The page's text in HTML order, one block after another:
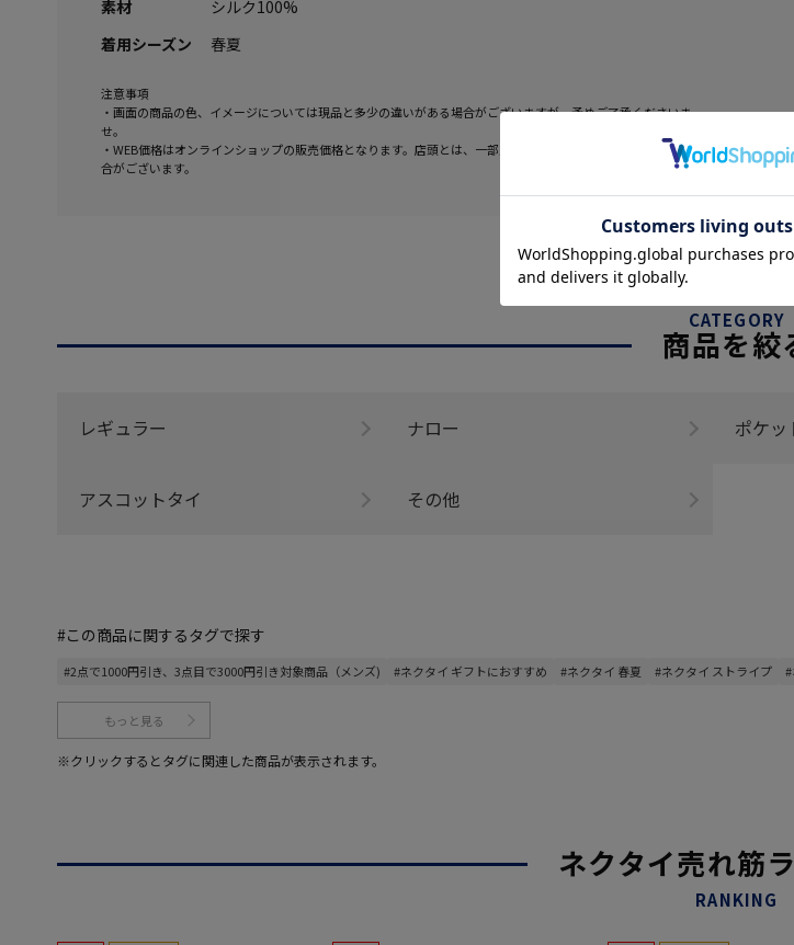
素材
シルク100%
着用シーズン
春夏
注意事項
・画面の商品の色、イメージについては現品と多少の違いがある場合がございますが、予めご了承くださいま
せ。
・WEB価格はオンラインショップの販売価格となります。店頭とは、一部販売価格およびセール内容が異なる場
合がございます。
CATEGORY
商品を絞
レギュラー ナロー ポケッ
アスコットタイ その他
#この商品に関するタグで探す
#2点で1000円引き、3点目で3000円引き対象商品（メンズ) #ネクタイ ギフトにおすすめ #ネクタイ 春夏 #ネクタイ ストライプ
もっと見る
※クリックするとタグに関連した商品が表示されます。
ネクタイ売れ筋
RANKING